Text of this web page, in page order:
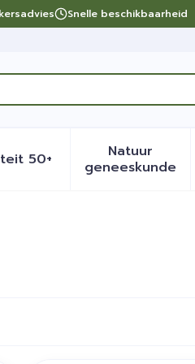
Snelle beschikbaarheid
categorie
en vitamines categorie
Zwangerschap en
50+
Toon submenu voor
Natuur
geneeskunde
Toon